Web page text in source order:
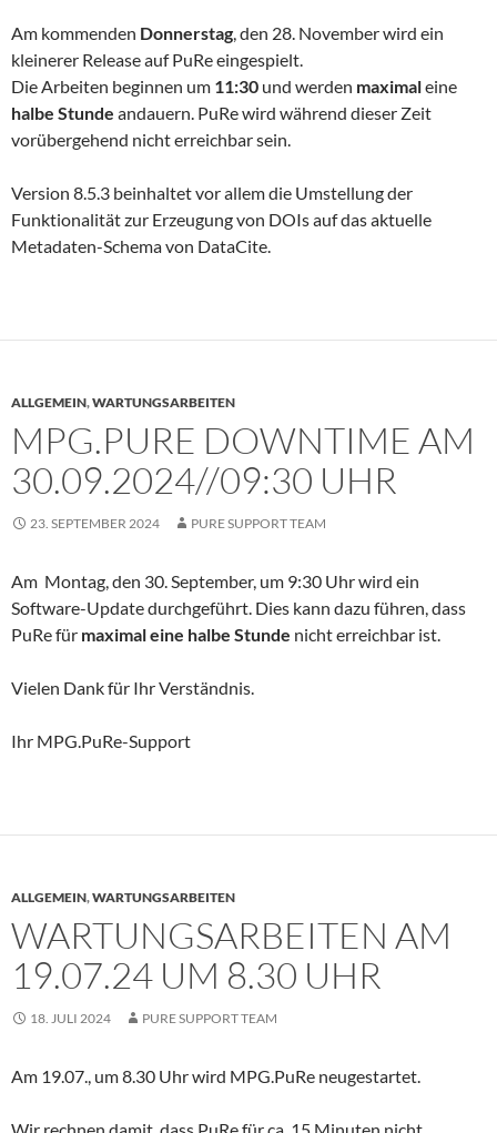
Am kommenden Donnerstag, den 28. November wird ein
kleinerer Release auf PuRe eingespielt.
Die Arbeiten beginnen um 11:30 und werden maximaleine
halbe Stunde andauern. PuRe wird während dieser Zeit
vorübergehend nicht erreichbar sein.
Version 8.5.3 beinhaltet vor allem die Umstellung der
Funktionalität zur Erzeugung von DOIs auf das aktuelle
Metadaten-Schema von DataCite.
ALLGEMEIN,WARTUNGSARBEITEN
MPG.PURE DOWNTIME AM
30.09.2024//09:30 UHR
23. SEPTEMBER 2024 PURE SUPPORT TEAM
Am Montag, den 30. September, um 9:30 Uhr wird ein
Software-Update durchgeführt. Dies kann dazu führen, dass
PuRe für maximal eine halbe Stunde nicht erreichbar ist.
Vielen Dank für Ihr Verständnis.
Ihr MPG.PuRe-Support
ALLGEMEIN,WARTUNGSARBEITEN
WARTUNGSARBEITEN AM
19.07.24 UM 8.30 UHR
18. JULI 2024 PURE SUPPORT TEAM
Am 19.07., um 8.30 Uhr wird MPG.PuRe neugestartet.